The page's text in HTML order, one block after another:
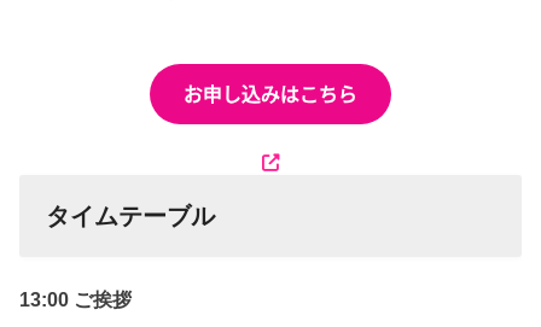
タイムテーブル
13:00 ご挨拶